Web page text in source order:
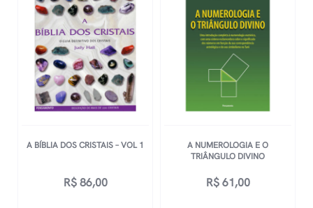
A BÍBLIA DOS CRISTAIS – VOL 1
R$86,00
A NUMEROLOGIA E O
TRIÂNGULO DIVINO
R$61,00